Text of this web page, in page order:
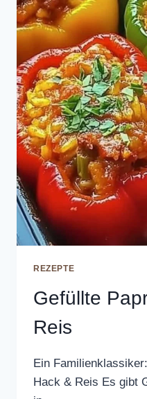
REZEPTE
Gefüllte
Reis
Ein
Hack & Reis Es gibt